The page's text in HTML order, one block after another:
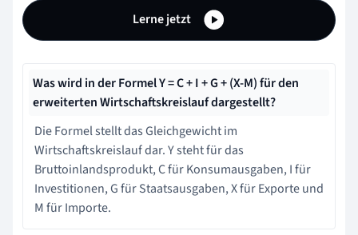
Lerne jetzt
Was wird in der Formel Y = C + I + G + (X-M) für den
erweiterten Wirtschaftskreislauf dargestellt?
Die Formel stellt das Gleichgewicht im
Wirtschaftskreislauf dar. Y steht für das
Bruttoinlandsprodukt, C für Konsumausgaben, I für
Investitionen, G für Staatsausgaben, X für Exporte und
M für Importe.